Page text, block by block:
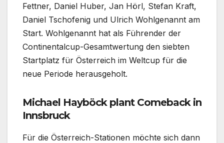
Fettner, Daniel Huber, Jan Hörl, Stefan Kraft,
Daniel Tschofenig und Ulrich Wohlgenannt am
Start. Wohlgenannt hat als Führender der
Continentalcup-Gesamtwertung den siebten
Startplatz für Österreich im Weltcup für die
neue Periode herausgeholt.
Michael Hayböck plant Comeback in
Innsbruck
Für die Österreich-Stationen möchte sich dann